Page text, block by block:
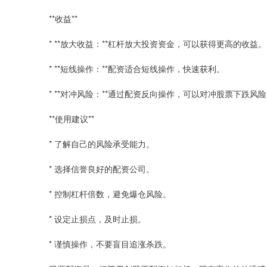
**收益**
* **放大收益：**杠杆放大投资资金，可以获得更高的收益。
* **短线操作：**配资适合短线操作，快速获利。
* **对冲风险：**通过配资反向操作，可以对冲股票下跌风
**使用建议**
* 了解自己的风险承受能力。
* 选择信誉良好的配资公司。
* 控制杠杆倍数，避免爆仓风险。
* 设定止损点，及时止损。
* 谨慎操作，不要盲目追涨杀跌。